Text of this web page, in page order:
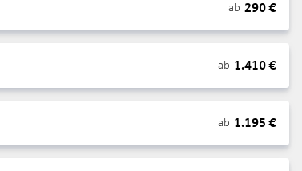
ab 290€
ab 1.410€
ab 1.195 €